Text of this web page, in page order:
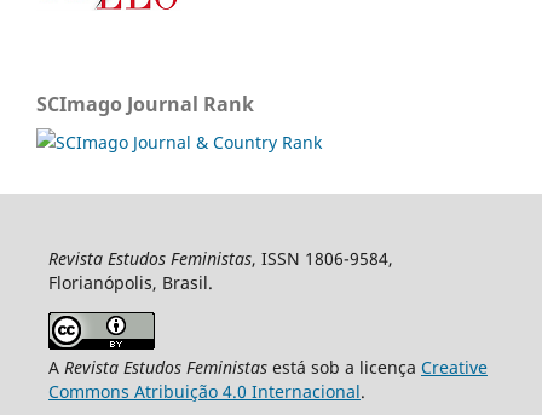
SCImago Journal Rank
Revista Estudos Feministas, ISSN 1806-9584,
Florianópolis, Brasil.
A Revista Estudos Feministasestá sob a licença Creative
Commons Atribuição 4.0 Internacional.